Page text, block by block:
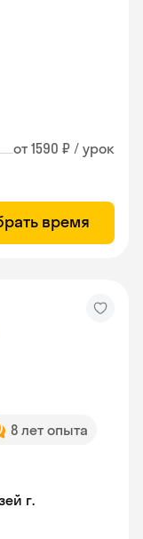
от 1590 ₽ / урок
время
8 лет опыта
г.